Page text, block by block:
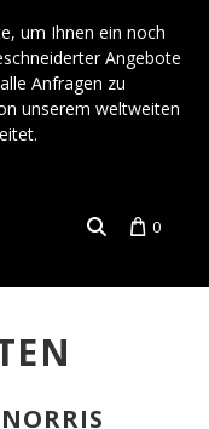
um Ihnen ein noch
Angebote
Anfragen zu
unserem weltweiten
0